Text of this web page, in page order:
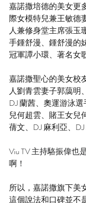
嘉諾撒培德的美女更
際女模特兒兼王敏德
人兼修身堂主席張玉
手鍾舒漫、鍾舒漫的
冠軍譚小環、著名女
嘉諾撒聖心的美女校
人劉青雲妻子郭藹明
DJ 蘭茜、奧運游泳
兒何超雲、賭王女兒
蒨文、DJ 麻利亞、DJ
Viu TV 主持駱振偉也
啊！
所以，嘉諾撒旗下美
這個說法和口碑並不